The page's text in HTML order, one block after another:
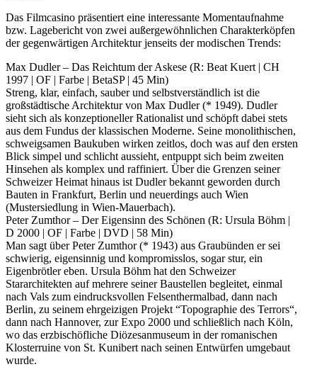
Das Filmcasino präsentiert eine interessante Momentaufnahme
bzw. Lagebericht von zwei außergewöhnlichen Charakterköpfen
der gegenwärtigen Architektur jenseits der modischen Trends:
Max Dudler – Das Reichtum der Askese (R: Beat Kuert | CH
1997 | OF | Farbe | BetaSP | 45 Min)
Streng, klar, einfach, sauber und selbstverständlich ist die
großstädtische Architektur von Max Dudler (* 1949). Dudler
sieht sich als konzeptioneller Rationalist und schöpft dabei stets
aus dem Fundus der klassischen Moderne. Seine monolithischen,
schweigsamen Baukuben wirken zeitlos, doch was auf den ersten
Blick simpel und schlicht aussieht, entpuppt sich beim zweiten
Hinsehen als komplex und raffiniert. Über die Grenzen seiner
Schweizer Heimat hinaus ist Dudler bekannt geworden durch
Bauten in Frankfurt, Berlin und neuerdings auch Wien
(Mustersiedlung in Wien-Mauerbach).
Peter Zumthor – Der Eigensinn des Schönen (R: Ursula Böhm |
D 2000 | OF | Farbe | DVD | 58 Min)
Man sagt über Peter Zumthor (* 1943) aus Graubünden er sei
schwierig, eigensinnig und kompromisslos, sogar stur, ein
Eigenbrötler eben. Ursula Böhm hat den Schweizer
Stararchitekten auf mehrere seiner Baustellen begleitet, ­einmal
nach Vals zum eindrucksvollen Felsenthermalbad, dann nach
Berlin, zu seinem ehrgeizigen Projekt “Topographie des Terrors“,
dann nach Hannover, zur Expo 2000 und schließlich nach Köln,
wo das erzbischöfliche Diözesanmuseum in der romanischen
Klosterruine von St. Kunibert nach seinen Entwürfen umgebaut
wurde.